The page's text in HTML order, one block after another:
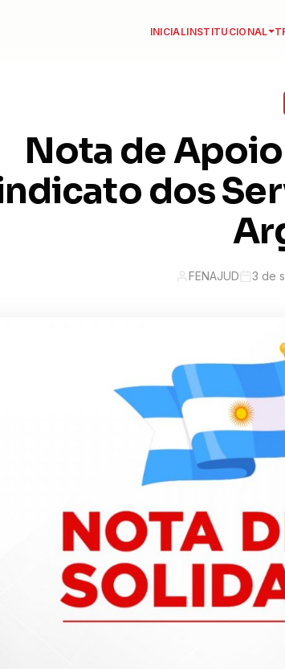
INICIALINSTITUCIONAL
Nota de
dos
FENAJUD 3 de